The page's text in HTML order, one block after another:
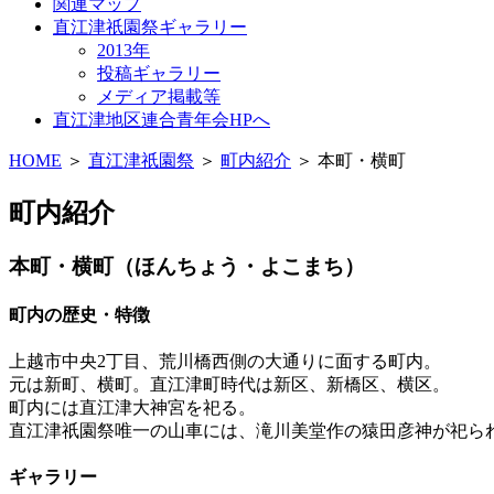
直江津祇園祭ギャラリー
2013年
投稿ギャラリー
メディア掲載等
直江津地区連合青年会HPへ
HOME ＞ 直江津祇園祭 ＞ 町内紹介 ＞ 本町・横町
町内紹介
本町・横町（ほんちょう・よこまち）
町内の歴史・特徴
上越市中央2丁目、荒川橋西側の大通りに面する町内。
元は新町、横町。直江津町時代は新区、新橋区、横区。
町内には直江津大神宮を祀る。
直江津祇園祭唯一の山車には、滝川美堂作の猿田彦神が祀ら
ギャラリー